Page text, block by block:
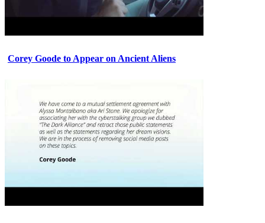
Corey Goode to Appear on Ancient Aliens